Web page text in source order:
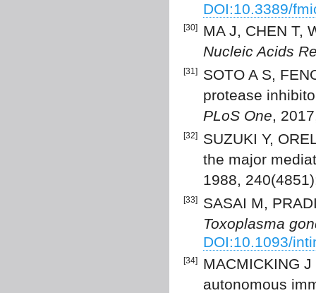
DOI:10.3389/
[30]
MA J, CHEN T,
Nucleic Acids
[31]
SOTO A S,
protease
PLoS One,
[32]
SUZUKI Y,
the major
1988,
[33]
SASAI M,
Toxoplasma
DOI:10.1093/
[34]
MACMICKING
autonomous